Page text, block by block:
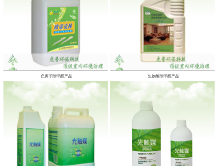
负离子除甲醛产品 生物酶除甲醛产品